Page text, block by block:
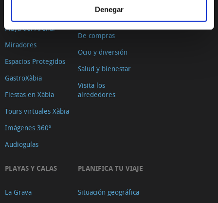
Denegar
Playa del Arenal
Miradores
Espacios Protegidos
GastroXàbia
Fiestas en Xàbia
Tours virtuales Xàbia
Imágenes 360º
Audioguías
Con niños
De compras
Ocio y diversión
Salud y bienestar
Visita los
alrededores
PLAYAS Y CALAS
La Grava
PLANIFICA TU VIAJE
Situación geográfica